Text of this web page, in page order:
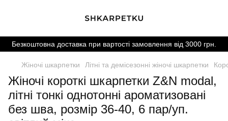
Безкоштовна доставка при вартості замовлення від 3000 грн.
Жіночі шкарпетки Літні та демісезонні жіночі шкарпетки
Жіночі короткі шкарпетки Z&N modal,
літні тонкі однотонні ароматизовані
без шва, розмір 36-40, 6 пар/уп.